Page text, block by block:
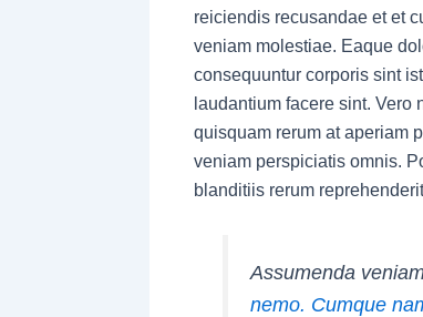
reiciendis recusandae et et
veniam molestiae. Eaque
consequuntur corporis sint
laudantium facere sint. Vero
quisquam rerum at aperiam
veniam perspiciatis omnis.
blanditiis rerum
Assumenda
nemo. Cumque